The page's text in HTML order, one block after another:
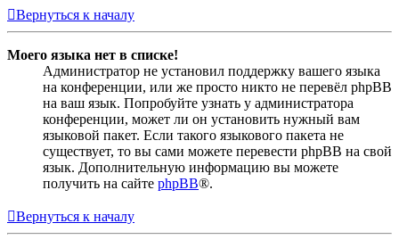
Вернуться к началу
Моего языка нет в списке!
Администратор не установил поддержку вашего языка
на конференции, или же просто никто не перевёл phpBB
на ваш язык. Попробуйте узнать у администратора
конференции, может ли он установить нужный вам
языковой пакет. Если такого языкового пакета не
существует, то вы сами можете перевести phpBB на свой
язык. Дополнительную информацию вы можете
получить на сайте phpBB®.
Вернуться к началу